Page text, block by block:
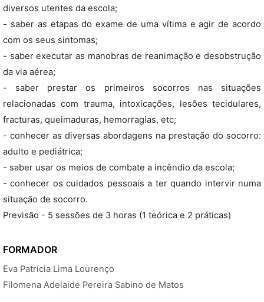
diversos utentes da escola;
- saber as etapas do exame de uma vítima e agir de acordo
com os seus sintomas;
- saber executar as manobras de reanimação e desobstrução
da via aérea;
- saber prestar os primeiros socorros nas situações
relacionadas com trauma, intoxicações, lesões tecidulares,
fracturas, queimaduras, hemorragias, etc;
- conhecer as diversas abordagens na prestação do socorro:
adulto e pediátrica;
- saber usar os meios de combate a incêndio da escola;
- conhecer os cuidados pessoais a ter quando intervir numa
situação de socorro.
Previsão - 5 sessões de 3 horas (1 teórica e 2 práticas)
FORMADOR
Eva Patrícia Lima Lourenço
Filomena Adelaide Pereira Sabino de Matos